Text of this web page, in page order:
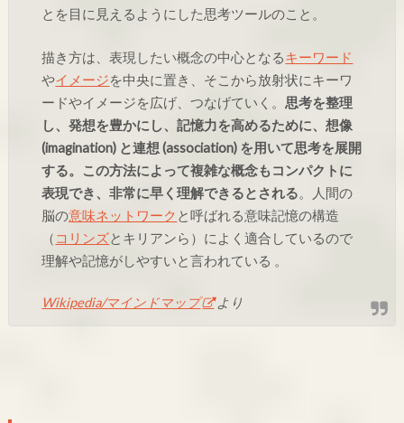
とを目に見えるようにした思考ツールのこと。
描き方は、表現したい概念の中心となるキーワード
やイメージを中央に置き、そこから放射状にキーワ
ードやイメージを広げ、つなげていく。思考を整理
し、発想を豊かにし、記憶力を高めるために、想像
(imagination) と連想 (association) を用いて思考を展開
する。この方法によって複雑な概念もコンパクトに
表現でき、非常に早く理解できるとされる。人間の
脳の意味ネットワーク と呼ばれる意味記憶の構造
（ コリンズとキリアンら）によく適合しているので
理解や記憶がしやすいと言われている 。
Wikipedia/マインドマップ より